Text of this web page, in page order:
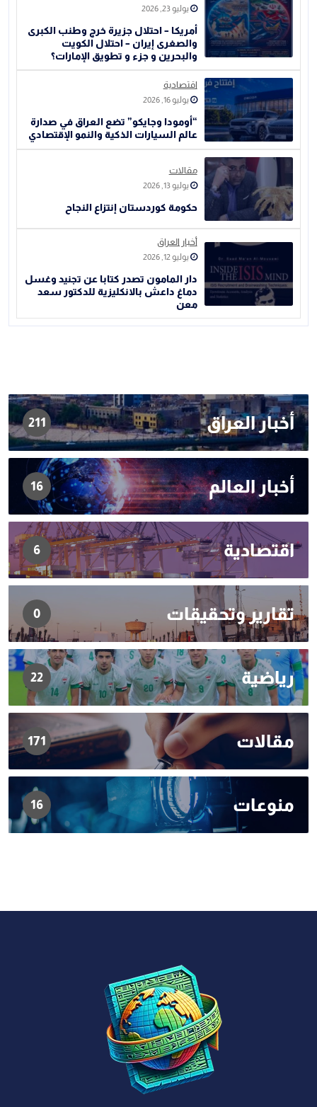
يوليو 23, 2026
أمريكا – احتلال جزيرة خرج وطنب الكبرى
والصغرى إيران – احتلال الكويت
والبحرين و جزء و تطويق الإمارات؟
اقتصادية
يوليو 16, 2026
“أومودا وجايكو” تضع العراق في صدارة
عالم السيارات الذكية والنمو الإقتصادي
مقالات
يوليو 13, 2026
حكومة كوردستان إنتزاع النجاح
أخبار العراق
يوليو 12, 2026
دار المامون تصدر كتابا عن تجنيد وغسل
دماغ داعش بالانكليزية للدكتور سعد
معن
أخبار العراق 211
أخبار العالم 16
اقتصادية 6
تقارير وتحقيقات 0
رياضية 22
مقالات 171
منوعات 16